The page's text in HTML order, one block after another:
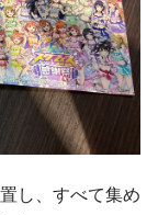
し、すべて集め